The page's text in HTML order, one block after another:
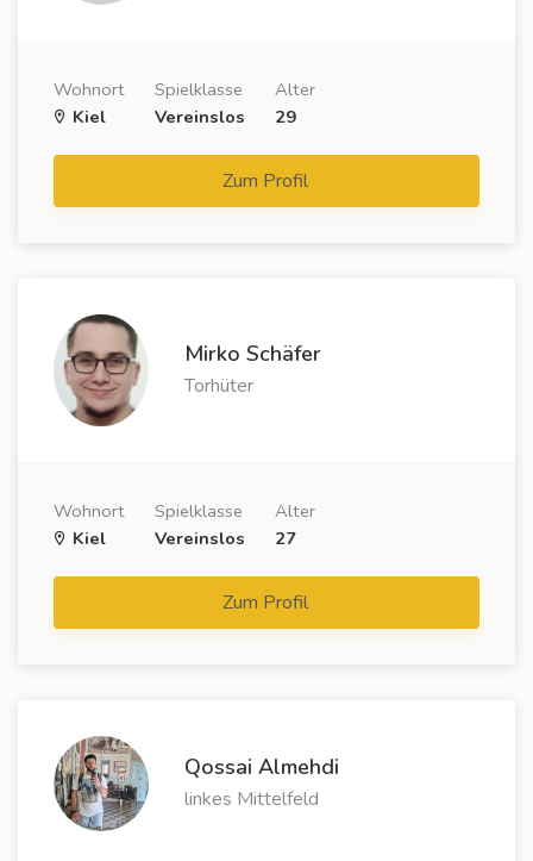
Wohnort
Kiel
Spielklasse
Vereinslos
Alter
29
Zum Profil
Mirko Schäfer
Torhüter
Wohnort
Kiel
Spielklasse
Vereinslos
Alter
27
Zum Profil
Qossai Almehdi
linkes Mittelfeld